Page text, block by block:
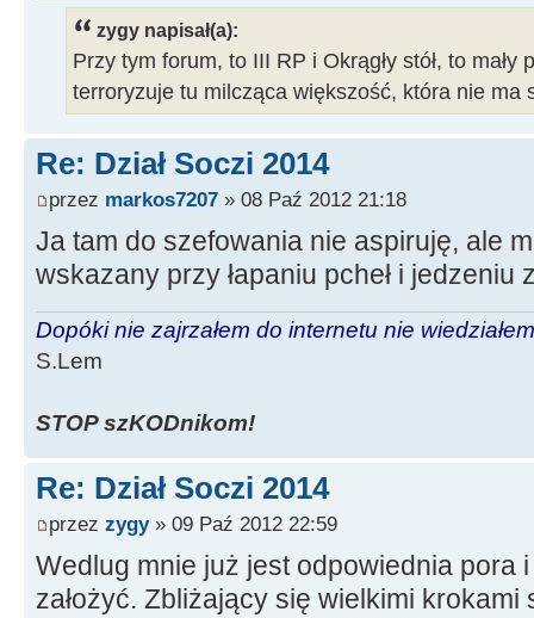
zygy napisał(a):
Przy tym forum, to III RP i Okrągły stół, to
terroryzuje tu milcząca większość, która nie ma
Re: Dział Soczi 2014
przez markos7207 » 08 Paź 2012 21:18
Ja tam do szefowania nie aspiruję, ale
wskazany przy łapaniu pcheł i jedzeniu
Dopóki nie zajrzałem do internetu nie
S.Lem
STOP szKODnikom!
Re: Dział Soczi 2014
przez zygy» 09 Paź 2012 22:59
Wedlug mnie już jest odpowiednia pora
założyć. Zbliżający się wielkimi